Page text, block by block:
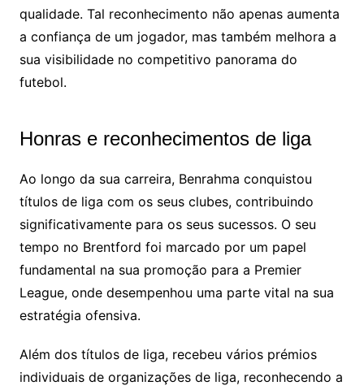
qualidade. Tal reconhecimento não apenas aumenta
a confiança de um jogador, mas também melhora a
sua visibilidade no competitivo panorama do
futebol.
Honras e reconhecimentos de liga
Ao longo da sua carreira, Benrahma conquistou
títulos de liga com os seus clubes, contribuindo
significativamente para os seus sucessos. O seu
tempo no Brentford foi marcado por um papel
fundamental na sua promoção para a Premier
League, onde desempenhou uma parte vital na sua
estratégia ofensiva.
Além dos títulos de liga, recebeu vários prémios
individuais de organizações de liga, reconhecendo a